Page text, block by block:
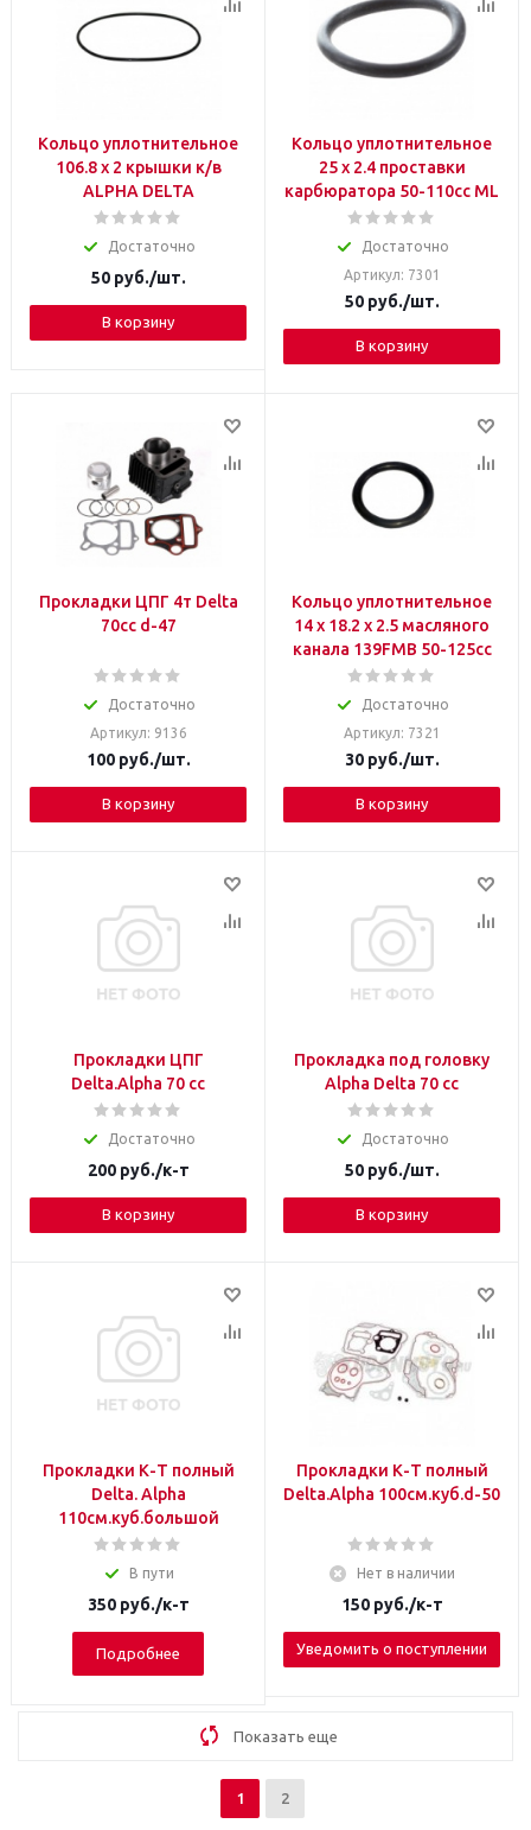
Кольцо уплотнительное
106.8 x 2 крышки к/в
ALPHA DELTA
Достаточно
50руб./шт.
В корзину
Кольцо уплотнительное
25 x 2.4 проставки
карбюратора 50-110cc ML
Достаточно
Артикул: 7301
50руб./шт.
В корзину
Прокладки ЦПГ 4т Delta
70сс d-47
Достаточно
Артикул: 9136
100руб./шт.
В корзину
Кольцо уплотнительное
14 х 18.2 х 2.5 масляного
канала 139FMB 50-125сс
Достаточно
Артикул: 7321
30руб./шт.
В корзину
Прокладки ЦПГ
Delta.Alpha 70 cc
Достаточно
200руб./к-т
В корзину
Прокладка под головку
Alpha Delta 70 cc
Достаточно
50руб./шт.
В корзину
Прокладки К-Т полный
Delta. Alpha
110см.куб.большой
В пути
350руб./к-т
Подробнее
Прокладки К-Т полный
Delta.Alpha 100см.куб.d-50
Нет в наличии
150руб./к-т
Уведомить о поступлении
Показать еще
1 2